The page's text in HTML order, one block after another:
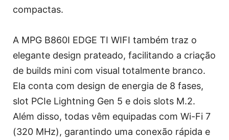
compactas.
A MPG B860I EDGE TI WIFI também traz o
elegante design prateado, facilitando a criação
de builds mini com visual totalmente branco.
Ela conta com design de energia de 8 fases,
slot PCIe Lightning Gen 5 e dois slots M.2.
Além disso, todas vêm equipadas com Wi-Fi 7
(320 MHz), garantindo uma conexão rápida e